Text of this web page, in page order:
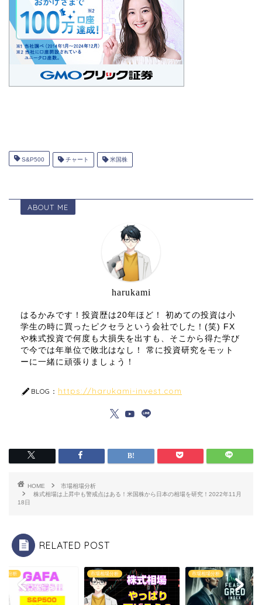
S&P500 チャート 米国株
ABOUT ME
harukami
はるかみです！投資歴は20年ほど！ 初めての投資は小
学生の時に買ったピクセラという会社でした！(笑) FX
や株式投資で何度も大損失を出すも、そこから得た学び
で今では年単位で敗北はなし！ 常に投資研究をモット
ーに一緒に頑張りましょう！
BLOG： https://harukami-invest.com
HOME
市場相場分析
株式相場は上昇中も警戒点はある！米国株から日本の相場を研究！2022年11月
18日
RELATED POST
場分析 市場相場分析 市場相場分析